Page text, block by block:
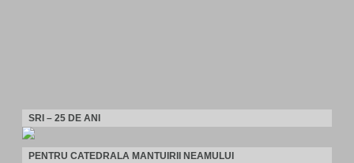
SRI – 25 DE ANI
PENTRU CATEDRALA MANTUIRII NEAMULUI